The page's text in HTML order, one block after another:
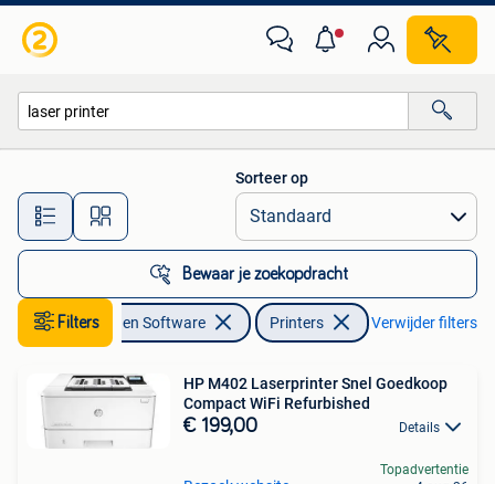
Alle afstanden…
Sorteer op
Bewaar je zoekopdracht
Filters
Computers en Software Printers Verwijder filters
HP M402 Laserprinter Snel Goedkoop
Compact WiFi Refurbished
€ 199,00 Details
Topadvertentie